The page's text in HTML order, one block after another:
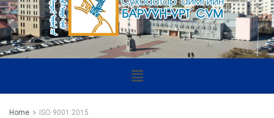
Home ISO 9001:2015